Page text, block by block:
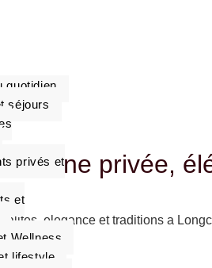
quotidien
séjours
privés et
et
Wellness
lifestyle
tribune privée,
elegance et traditions a